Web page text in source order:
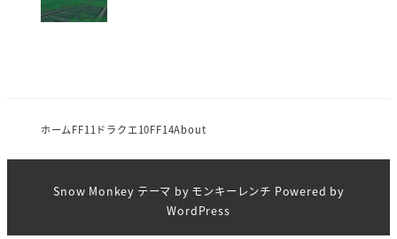
ホームFF11 ドラクエ10FF14About
Snow Monkeyテーマ by モンキーレンチ Powered by
WordPress